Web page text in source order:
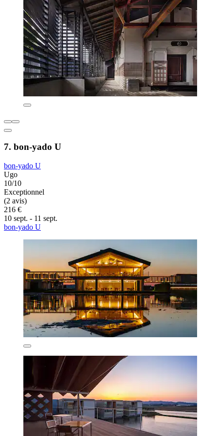
7. bon-yado U
bon-yado U
Ugo
10/10
Exceptionnel
(2 avis)
216 €
10 sept. - 11 sept.
bon-yado U